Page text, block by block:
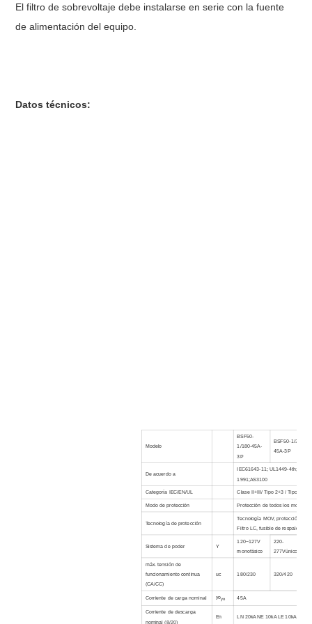
El filtro de sobrevoltaje debe instalarse en serie con la fuente
de alimentación del equipo.
Datos técnicos:
Modelo
BSF50-
1/180-45A-
3P
BSF50-1/320-
45A-3P
De acuerdo a
IEC61643-11; UL1449-4th;
1991;AS3100
Categoría IEC/EN/UL Clase II+III/ Tipo 2+3 / Tipo 2
Modo de protección Protección de todos los modos
Tecnología de protección
Tecnología MOV, protección
Filtro LC, fusible de respaldo
Sistema de poder Y
120~127V
monofásico
220-
277Vúnico
máx. tensión de
funcionamiento continua
(CA/CC)
uc 180/230 320/420
Corriente de carga nominal yoyo 45A
Corriente de descarga
nominal (8/20)
En LN 20kA NE 10kA LE 10kA